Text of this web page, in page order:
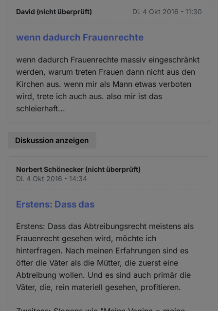
David (nicht überprüft) Di. 4 Okt 2016 - 11:30
wenn dadurch Frauenrechte
wenn dadurch Frauenrechte massiv eingeschränkt
werden, warum treten Frauen dann nicht aus den
Kirchen aus. wenn mir als Mann etwas verboten
wird, trete ich auch aus. also mir ist das
schleierhaft...
Diskussion anzeigen
Norbert Schönecker (nicht überprüft)
Di. 4 Okt 2016 - 14:34
Erstens: Dass das
Erstens: Dass das Abtreibungsrecht meistens als
Frauenrecht gesehen wird, möchte ich
hinterfragen. Nach meinen Erfahrungen sind es
öfter die Väter als die Mütter, die zuerst eine
Abtreibung wollen. Und es sind auch primär die
Väter, die, rein materiell gesehen, profitieren.